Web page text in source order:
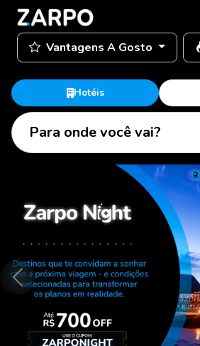
Vantagens A Gosto
Hotéis
Para onde você vai?
Anterior